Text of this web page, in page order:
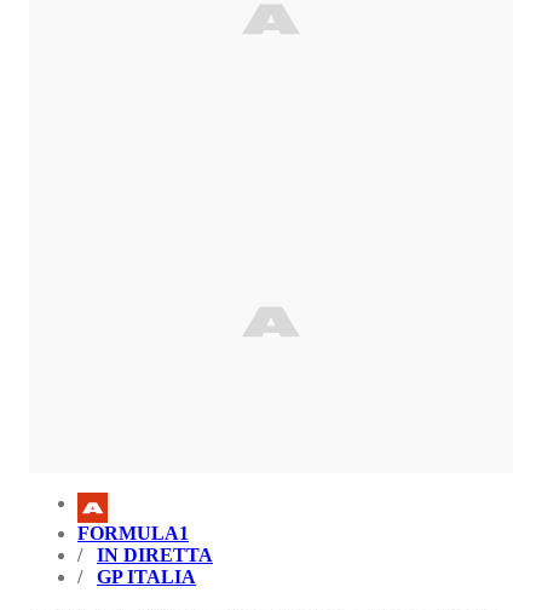
FORMULA1
IN DIRETTA
GP ITALIA